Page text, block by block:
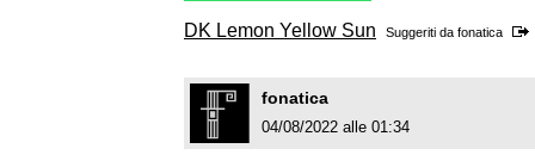
DK Lemon Yellow Sun Suggeriti da fonatica
fonatica
04/08/2022 alle 01:34